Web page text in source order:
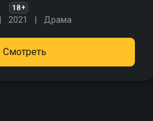
18+
2021 Драма
Смотреть